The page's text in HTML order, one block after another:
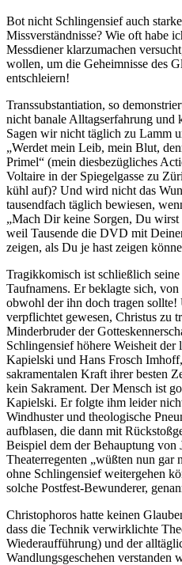
Bot nicht Schlingensief auch
Missverständnisse? Wie oft habe
Messdiener klarzumachen
wollen, um die Geheimnisse des
entschleiern!
Transsubstantiation, so
nicht banale Alltagserfahrung und
Sagen wir nicht täglich zu Lamm
„Werdet mein Leib, mein Blut,
Primel“ (mein diesbezügliches
Voltaire in der Spiegelgasse zu
kühl auf)? Und wird nicht das
tausendfach täglich bewiesen,
„Mach Dir keine Sorgen, Du wirst
weil Tausende die DVD mit
zeigen, als Du je hast zeigen
Tragikkomisch ist schließlich
Taufnamens. Er beklagte sich,
obwohl der ihn doch tragen sollte!
verpflichtet gewesen, Christus zu
Minderbruder der
Schlingensief höhere Weisheit
Kapielski und Hans Frosch
sakramentalen Kraft ihrer besten
kein Sakrament. Der Mensch ist
Kapielski. Er folgte ihm leider
Windhuster und theologische
aufblasen, die dann mit
Beispiel dem der Behauptung von
Theaterregenten „wüßten nun gar
ohne Schlingensief weitergehen
solche Postfest-Bewunderer,
Christophoros hatte keinen
dass die Technik verwirklichte
Wiederaufführung) und der
Wandlungsgeschehen verstanden